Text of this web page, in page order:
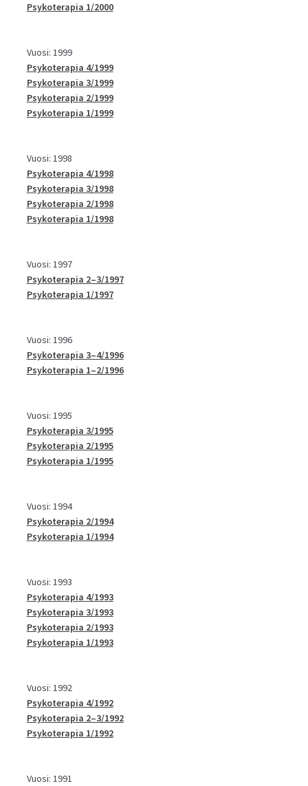
Psykoterapia 1/2000
Vuosi: 1999
Psykoterapia 4/1999
Psykoterapia 3/1999
Psykoterapia 2/1999
Psykoterapia 1/1999
Vuosi: 1998
Psykoterapia 4/1998
Psykoterapia 3/1998
Psykoterapia 2/1998
Psykoterapia 1/1998
Vuosi: 1997
Psykoterapia 2–3/1997
Psykoterapia 1/1997
Vuosi: 1996
Psykoterapia 3–4/1996
Psykoterapia 1–2/1996
Vuosi: 1995
Psykoterapia 3/1995
Psykoterapia 2/1995
Psykoterapia 1/1995
Vuosi: 1994
Psykoterapia 2/1994
Psykoterapia 1/1994
Vuosi: 1993
Psykoterapia 4/1993
Psykoterapia 3/1993
Psykoterapia 2/1993
Psykoterapia 1/1993
Vuosi: 1992
Psykoterapia 4/1992
Psykoterapia 2–3/1992
Psykoterapia 1/1992
Vuosi: 1991